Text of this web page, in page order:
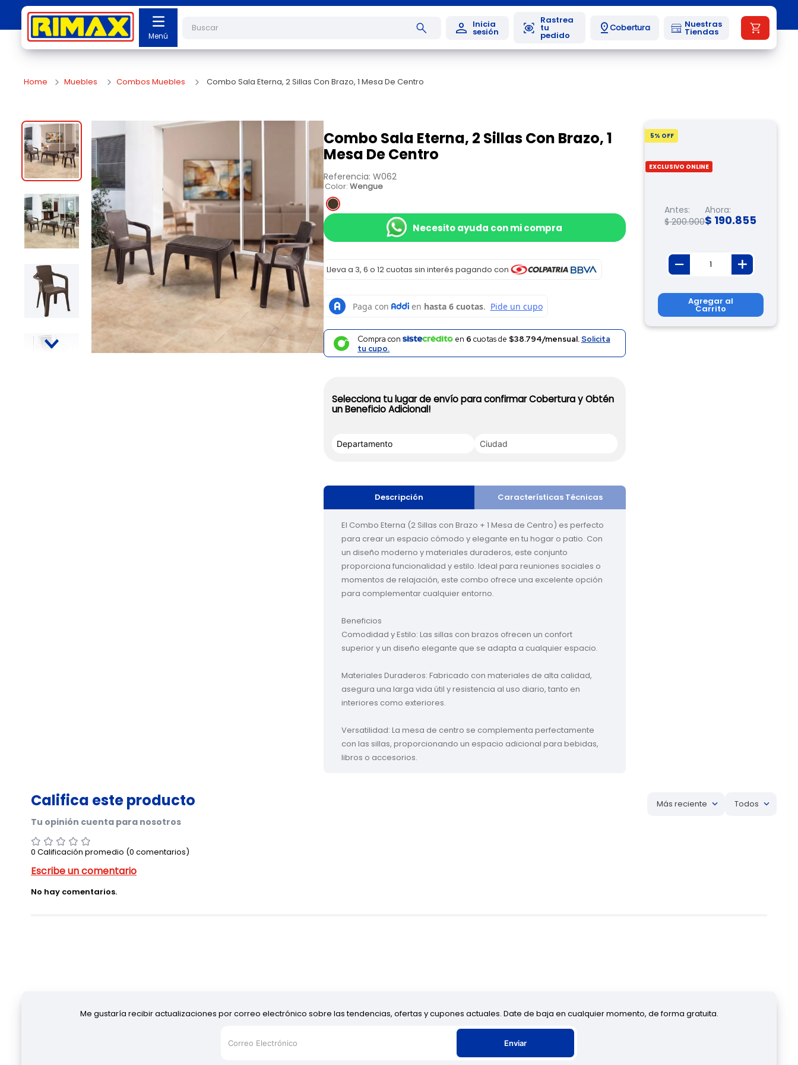
Cobertura Nuestras
Tiendas
Muebles Combos Muebles Combo Sala Eterna, 2 Sillas Con Brazo, 1 Mesa De Centro
Combo Sala Eterna, 2 Sillas Con Brazo, 1
Mesa De Centro
Referencia: W062
Color: Wengue
Necesito ayuda con mi compra
Lleva a 3, 6 o 12 cuotas sin interés pagando con
Compra con en 6 cuotas de $38.794/mensual.Solicita
tu cupo.
Selecciona tu lugar de envío para confirmar Cobertura y Obtén
un Beneficio Adicional!
Descripción Características Técnicas
El Combo Eterna (2 Sillas con Brazo + 1 Mesa de Centro) es perfecto
para crear un espacio cómodo y elegante en tu hogar o patio. Con
un diseño moderno y materiales duraderos, este conjunto
proporciona funcionalidad y estilo. Ideal para reuniones sociales o
momentos de relajación, este combo ofrece una excelente opción
para complementar cualquier entorno.
Beneficios
Comodidad y Estilo: Las sillas con brazos ofrecen un confort
superior y un diseño elegante que se adapta a cualquier espacio.
Materiales Duraderos: Fabricado con materiales de alta calidad,
asegura una larga vida útil y resistencia al uso diario, tanto en
interiores como exteriores.
Versatilidad: La mesa de centro se complementa perfectamente
con las sillas, proporcionando un espacio adicional para bebidas,
libros o accesorios.
5% OFF
EXCLUSIVO ONLINE
Antes:
$ 200.900
Ahora:
$ 190.855
Agregar al
Carrito
0 Calificación promedio (0 comentarios)
Más reciente Todos
No hay comentarios.
Me gustaría recibir actualizaciones por correo electrónico sobre las tendencias, ofertas y cupones actuales. Date de baja en cualquier momento, de forma gratuita.
Enviar